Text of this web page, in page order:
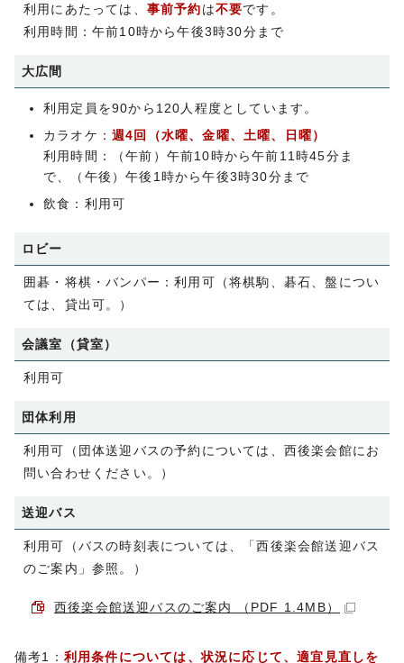
利用にあたっては、 事前予約は不要です。
利用時間：午前10時から午後3時30分まで
大広間
利用定員を90から120人程度としています。
カラオケ： 週4回（水曜、金曜、土曜、日曜）
利用時間：（午前）午前10時から午前11時45分ま
で、（午後）午後1時から午後3時30分まで
飲食：利用可
ロビー
囲碁・将棋・バンパー：利用可（将棋駒、碁石、盤につい
ては、貸出可。）
会議室（貸室）
利用可
団体利用
利用可（団体送迎バスの予約については、西後楽会館にお
問い合わせください。）
送迎バス
利用可（バスの時刻表については、「西後楽会館送迎バス
のご案内」参照。）
西後楽会館送迎バスのご案内 （PDF 1.4MB）
備考1： 利用条件については、状況に応じて、適宜見直しを